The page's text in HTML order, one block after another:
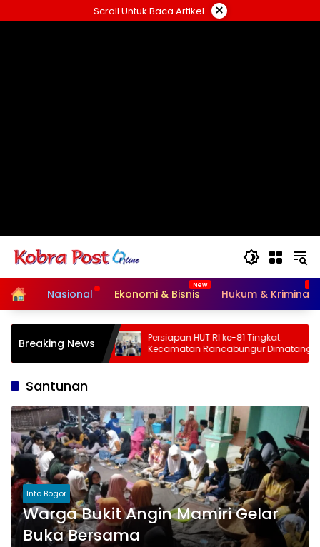
ke
Scroll Untuk Baca Artikel ×
HomeNasional Ekonomi & Bisnis Hukum & Kriminal
Breaking News
3 Juli-
Kemensos
Daftar Daerah
Persiapan HUT RI ke-81 Tingkat
Kecamatan Rancabungur Dimatangkan
di Desa Cimulang, Libatkan Seluruh
Santunan
Info Bogor
Warga Bukit Angin Mamiri Gelar
Buka Bersama